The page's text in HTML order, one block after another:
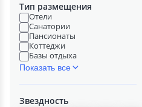
Тип размещения
Отели
Санатории
Пансионаты
Коттеджи
Базы отдыха
Показать все
Звездность